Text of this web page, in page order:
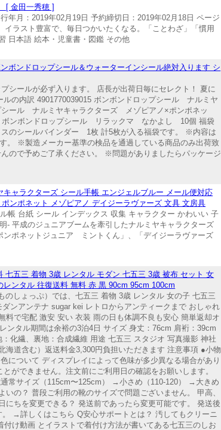
[ 金田一秀穂 ]
月：2019年02月19日 予約締切日：2019年02月18日 ページ
ラスト豊富で、毎日つかいたくなる。「ことわざ」「慣用
日本語 絵本・児童書・図鑑 その他
ボンドロップシール＆ウォーターインシール絶対入ります シ
シールが必ず入ります。 店長が出荷日毎にセレクト！ 夏に
の内訳 4901770039015 ボンボンドロップシール ナルミヤ
ール ナルミヤキャラクターズ メゾピアノ×ポンポネッ
ンボンドロップシール リラックマ なかよし 10個 福袋
のシールバインダー 1枚 計5枚が入る福袋です。 ※内容は
。 ※製造メーカー基準の検品を通過している商品のみ出荷致
ので予めご了承ください。 ※問題がありましたらパッケージ
ャラクターズ シール手帳 エンジェルブルー メール便対応
ンポネット メゾピアノ デイジーラヴァーズ 文具 文房具
帳 台紙 シール インデックス 収集 キャラクター かわいい 子
- 平成のジュニアブームを牽引したナルミヤキャラクターズ
ポネットジュニア ミントくん」、「デイジーラヴァーズ
五三 着物 3歳 レンタル モダン 七五三 3歳 被布 セット 女
ンタル 往復送料 無料 赤 黒 90cm 95cm 100cm
しょっぷ）では、七五三 着物 3歳 レンタル 女の子 七五三
ンアンテナ sugar kei レトロからアンティークまで おしゃれ
で宅配 激安 安い 衣装 雨の日も体調不良も安心 簡単返却オ
ンタル期間は余裕の3泊4日 サイズ 身丈：76cm 肩裄：39cm
化繊、裏地：合成繊維 用途 七五三 スタジオ 写真撮影 神社
道含む）返送料金3,300円負担いただきます 注意事項 ●小物
について ディスプレイによって色味が多少異なる場合があり
ができません。注文前にご利用日の確認をお願いします。
常サイズ（115cm〜125cm） →小さめ（110-120） →大きめ
の？ 普段ご利用の靴のサイズで問題ございません。 甲高、
ちを変更できる？ 発送前であったら変更可能です。 発送後
→詳しくはこちら Q安心サポートとは？ 汚してもクリーニ
け動画 とイラストで着付け方法が書いてある七五三のしお